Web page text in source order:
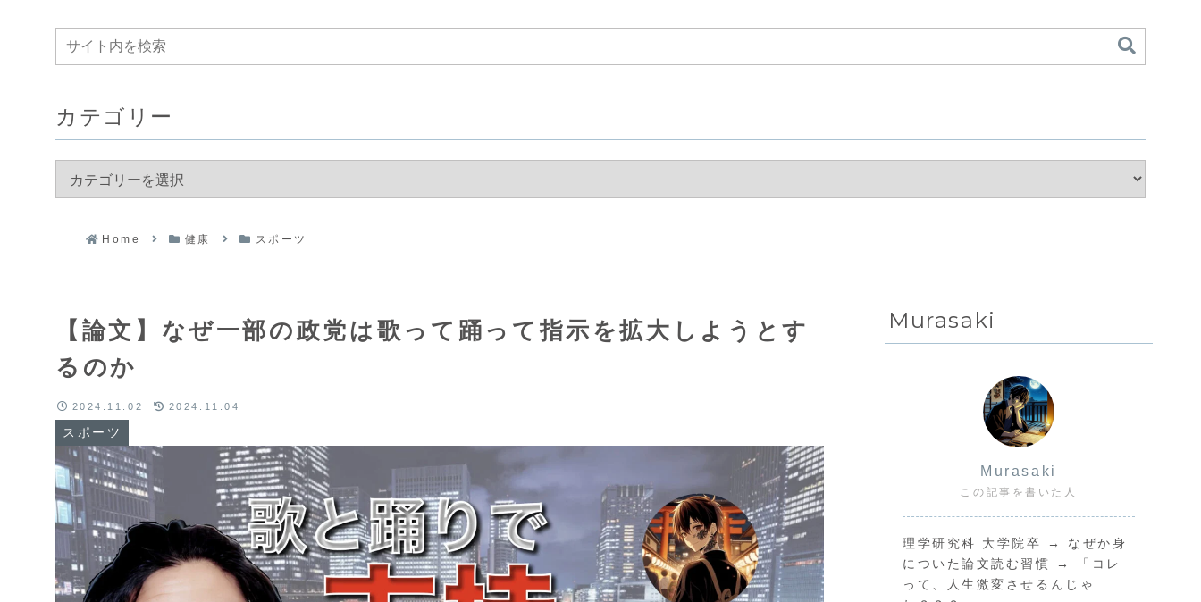
カテゴリー
Home 健康 スポーツ
【論文】なぜ一部の政党は歌って踊って指示を拡大しようとす
るのか
スポーツ
2024.11.02 2024.11.04
Murasaki
Murasaki
この記事を書いた人
理学研究科 大学院卒 → なぜか身
についた論文読む習慣 → 「コレ
って、人生激変させるんじゃ